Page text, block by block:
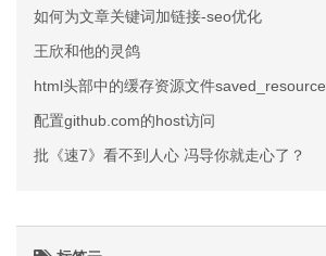
如何为文章关键词加链接-seo优化
王欣和他的灵鸽
html头部中的缓存资源文件saved_resource
配置github.com的host访问
批《速7》看不到人心 冯导你就走心了？